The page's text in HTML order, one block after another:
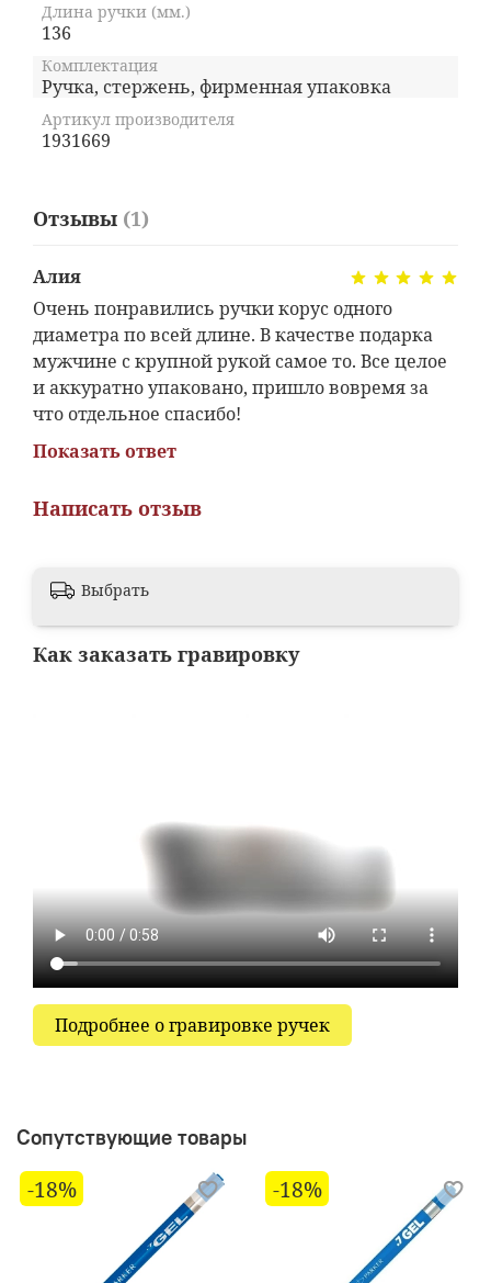
Длина ручки (мм.)
136
Комплектация
Ручка, стержень, фирменная упаковка
Артикул производителя
1931669
Отзывы (1)
Алия
Очень понравились ручки корус одного
диаметра по всей длине. В качестве подарка
мужчине с крупной рукой самое то. Все целое
и аккуратно упаковано, пришло вовремя за
что отдельное спасибо!
Показать ответ
Написать отзыв
Выбрать
Как заказать гравировку
Подробнее о гравировке ручек
Сопутствующие товары
-18% -18%